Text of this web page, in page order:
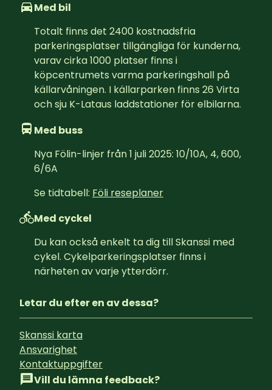
Med bil
Totalt finns det 2400 kostnadsfria
parkeringsplatser tillgängliga för kunderna,
varav cirka 1000 platser finns i
köpcentrumets varma parkeringshall på
källarvåningen. I källarparken finns 26 Virta
och sju K-Lataus laddstationer för elbilarna.
Med buss
Nya Fölin-linjer från 1 juli 2025: 10/10A, 4, 600,
6/6A
Se tidtabell: Föli reseplaner
Med cyckel
Du kan också enkelt ta dig till Skanssi med
cykel. Cykelparkeringsplatser finns i
närheten av varje ytterdörr.
Letar du efter en av dessa?
Skanssi karta
Ansvarighet
Kontaktuppgifter
Vill du lämna feedback?